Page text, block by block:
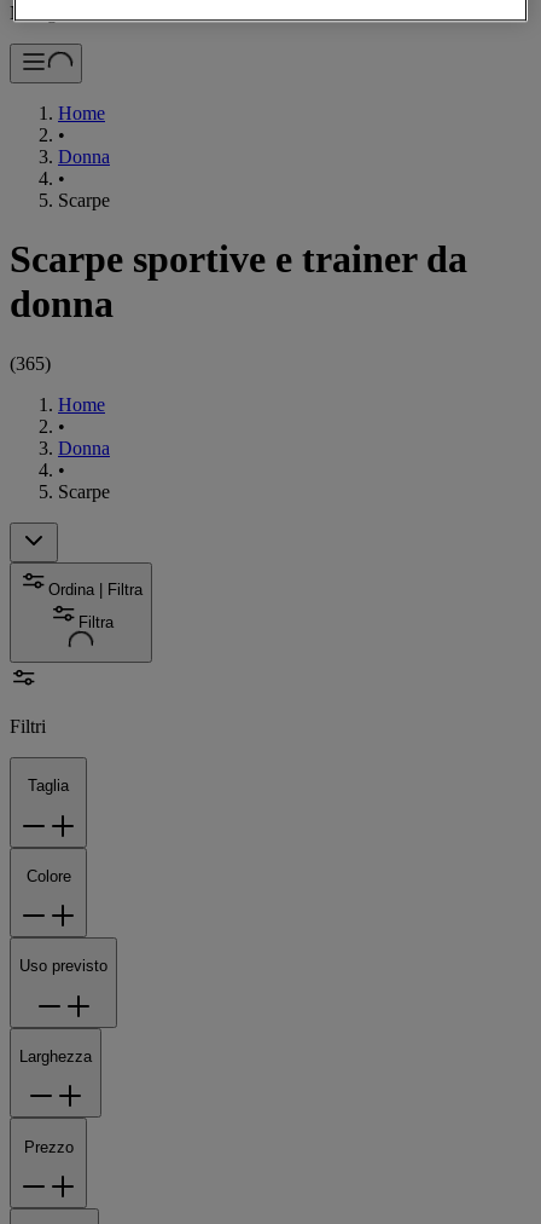
Navigazione mobile
Home
•
Donna
•
Scarpe
Scarpe sportive e trainer da
donna
(365)
Home
•
Donna
•
Scarpe
Ordina | Filtra
Filtra
Filtri
Taglia
Colore
Uso previsto
Larghezza
Prezzo